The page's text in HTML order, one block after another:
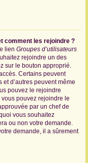
comment les rejoindre ?
lien Groupes d’utilisateurs
rejoindre un des
sur le bouton approprié.
Certains peuvent
d’autres peuvent même
pouvez le rejoindre
pouvez rejoindre le
par un chef de
vous souhaitez
ou non votre demande.
demande, il a sûrement